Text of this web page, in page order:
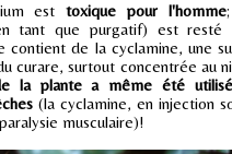
esttoxique pour l'homme
tant que purgatif) est resté
contient de la cyclamine, une
curare, surtout concentrée au
la plante a même été
(la cyclamine, en injection
musculaire)!